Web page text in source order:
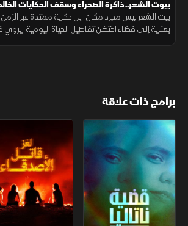
بيوت الشعر.. ذاكرة الصحراء وسقف الحكايات
بيت الشعر ليس مجرد مكان، بل حكاية ممتدة عبر
بعناية إلى فضاء احتضن تفاصيل الحياة اليومية، يروي
برامج ذات علاقة
قضية ناتاليا.. الخيار الأخير لغز قاتل الأصدقاء